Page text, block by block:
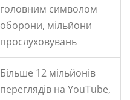
головним символом
оборони, мільйони
прослуховувань
Більше 12 мільйонів
переглядів на YouTube,